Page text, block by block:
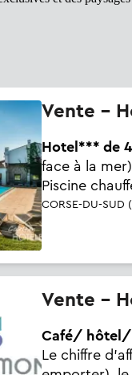
Vente -
Hotel*** de
face à la
Piscine
CORSE-DU-SUD
Vente -
Café/ hôtel/
Le chiffre